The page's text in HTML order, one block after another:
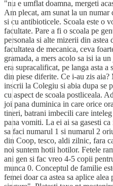
"nu e umflat doamna, mergeti
Am plecat, am sunat la un
si cu antibioticele. Scoala este o
facultate. Pare a fi o scoala pe
personala si alte mizerii din astea
facultatea de mecanica, ceva
gramada, a mers acolo sa isi ia
era supracalificat, pe langa asta
din piese diferite. Ce i-au zis aia?
inscrii la Colegiu si abia dupa se
cu aspect de scoala postliceala.
joi pana duminica in care orice
tineri, batrani imbecili care inteleg
pana vomiti. La ei ai sa gasesti
sa faci numarul 1 si numarul 2
din Coop, tesco, aldi zilnic, fara
noi suntem hotii hotilor. Fetele
ani gen si fac vreo 4-5 copii
munca 0. Conceptul de familie
femei doar ca astea sa aplice